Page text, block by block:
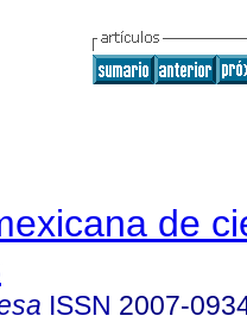
de
ISSN 2007-